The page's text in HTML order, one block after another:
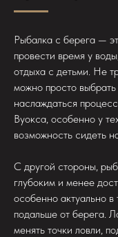
Рыбалка с берега —
провести время у
отдыха с детьми. Не
можно просто
наслаждаться
Вуокса, особенно у
возможность сидеть
С другой стороны,
глубоким и менее
особенно актуально в
подальше от берега.
менять точки ловли,